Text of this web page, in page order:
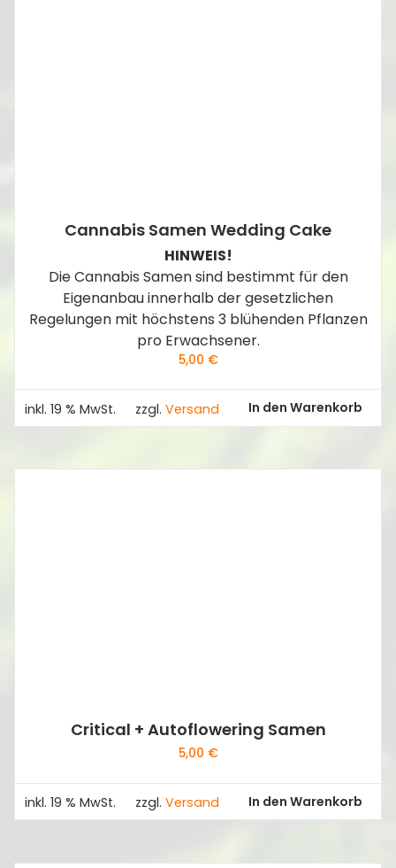
Cannabis Samen Wedding Cake
HINWEIS!
Die Cannabis Samen sind bestimmt für den
Eigenanbau innerhalb der gesetzlichen
Regelungen mit höchstens 3 blühenden Pflanzen
pro Erwachsener.
5,00 €
inkl. 19 % MwSt. zzgl. Versand In den Warenkorb
Critical + Autoflowering Samen
5,00 €
inkl. 19 % MwSt. zzgl. Versand In den Warenkorb